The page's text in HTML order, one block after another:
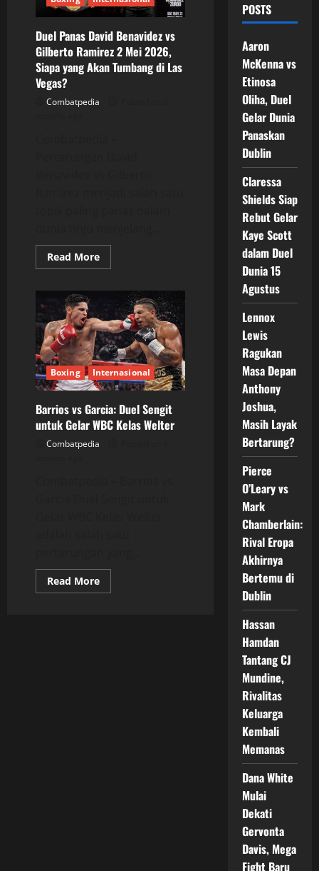
Duel Panas David Benavidez vs
Gilberto Ramirez 2 Mei 2026,
Siapa yang Akan Tumbang di Las
Vegas?
Combatpedia
Read MoreRead
more
Panas
David
Benavidez
vs
Gilberto
Ramirez
2
Mei
2026,
Siapa
Akan
Tumbang
di
Boxing Internasional
Barrios vs Garcia: Duel Sengit
untuk Gelar WBC Kelas Welter
Combatpedia
Read MoreRead
more
POSTS
Aaron
McKenna vs
Etinosa
Oliha, Duel
Gelar Dunia
Panaskan
Dublin
Claressa
Shields Siap
Rebut Gelar
Kaye Scott
dalam Duel
Dunia 15
Agustus
Lennox
Lewis
Ragukan
Masa Depan
Anthony
Joshua,
Masih Layak
Bertarung?
Pierce
O’Leary vs
Mark
Chamberlain:
Rival Eropa
Akhirnya
Bertemu di
Dublin
Hassan
Hamdan
Tantang CJ
Mundine,
Rivalitas
Keluarga
Kembali
Memanas
Dana White
Mulai
Dekati
Gervonta
Davis, Mega
Fight Baru